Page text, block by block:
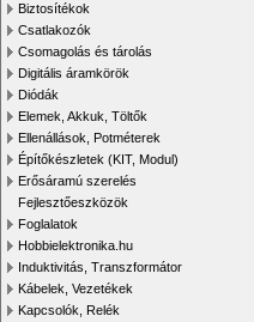
Biztosítékok
Csatlakozók
Csomagolás és tárolás
Digitális áramkörök
Diódák
Elemek, Akkuk, Töltők
Ellenállások, Potméterek
Építőkészletek (KIT, Modul)
Erősáramú szerelés
Fejlesztőeszközök
Foglalatok
Hobbielektronika.hu
Induktivitás, Transzformátor
Kábelek, Vezetékek
Kapcsolók, Relék